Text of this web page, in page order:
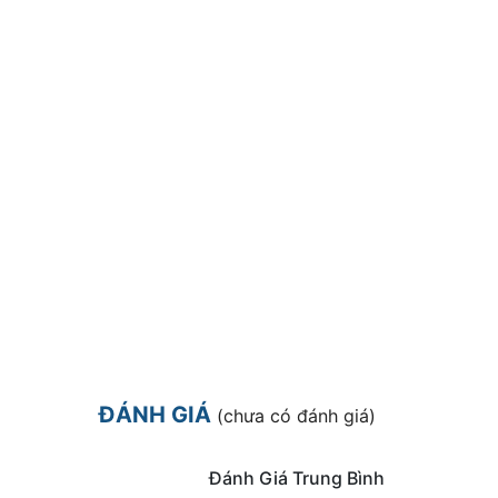
ĐÁNH GIÁ (chưa có đánh giá)
Đánh Giá Trung Bình